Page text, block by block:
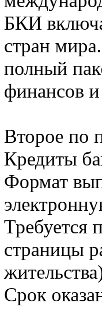
БКИ
стран
полный
финансов
Второе по
Кредиты
Формат
Требуется
страницы
Срок